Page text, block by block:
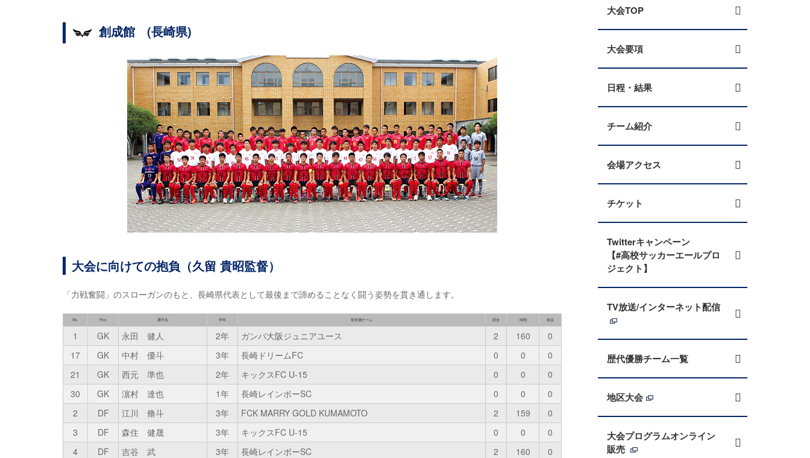
創成館 (長崎県)
大会に向けての抱負（久留 貴昭監督）
「力戦奮闘」のスローガンのもと、長崎県代表として最後まで諦めることなく闘う姿勢を貫き通します。
No. Pos. 選手名 学年 前所属チーム 試合 時間 得点
1 GK 永田 健人 2年 ガンバ大阪ジュニアユース 2 160
0
17
GK 中村 優斗 3年 長崎ドリームFC 0 0
0
21
GK 西元 準也 2年 キックスFC U-15 0 0
0
30
GK 濵村 達也 1年 長崎レインボーSC 0 0
0
2
DF 江川 脩斗 3年 FCK MARRY GOLD KUMAMOTO 2 159
0
3
DF 森住 健晟 3年 キックスFC U-15 0 0
0
4
DF 吉谷 武 3年 長崎レインボーSC 2 160
0
大会TOP
大会要項
日程・結果
チーム紹介
会場アクセス
チケット
Twitterキャンペーン
【#高校サッカーエールプロ
ジェクト】
TV放送/インターネット配信
歴代優勝チーム一覧
地区大会
大会プログラムオンライン
販売